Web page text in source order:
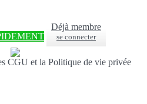
Déjà membre
se connecter
CGU et la Politique de vie privée